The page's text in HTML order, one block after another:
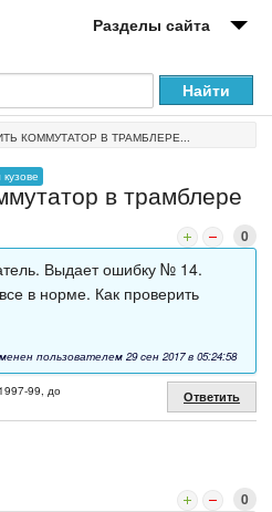
Разделы сайта
КОММУТАТОР В ТРАМБЛЕРЕ...
в трамблере
0
Выдает ошибку № 14.
в норме. Как проверить
пользователем 29 сен 2017 в 05:24:58
99, до
Ответить
0